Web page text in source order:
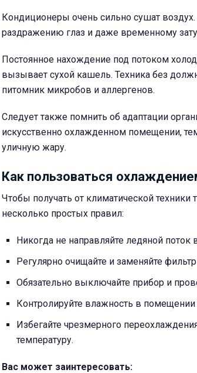
Кондиционеры очень сильно сушат
раздражению глаз и даже временному
Постоянное нахождение под потоком
вызывает сухой кашель. Техника без
питомник микробов и аллергенов.
Следует также помнить об адаптации
искусственно охлажденном помещении,
уличную жару.
Как пользоваться
Чтобы получать от климатической
несколько простых правил:
Никогда не направляйте ледяной поток
Регулярно очищайте и заменяйте
Обязательно выключайте прибор и
Контролируйте влажность в помещении
Избегайте чрезмерного
температуру.
Вас может заинтересовать: